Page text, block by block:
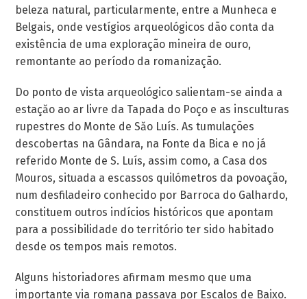
beleza natural, particularmente, entre a Munheca e
Belgais, onde vestígios arqueológicos dão conta da
existência de uma exploração mineira de ouro,
remontante ao período da romanização.
Do ponto de vista arqueológico salientam-se ainda a
estaçăo ao ar livre da Tapada do Poço e as insculturas
rupestres do Monte de Săo Luís. As tumulações
descobertas na Gândara, na Fonte da Bica e no já
referido Monte de S. Luís, assim como, a Casa dos
Mouros, situada a escassos quilómetros da povoação,
num desfiladeiro conhecido por Barroca do Galhardo,
constituem outros indícios históricos que apontam
para a possibilidade do território ter sido habitado
desde os tempos mais remotos.
Alguns historiadores afirmam mesmo que uma
importante via romana passava por Escalos de Baixo.